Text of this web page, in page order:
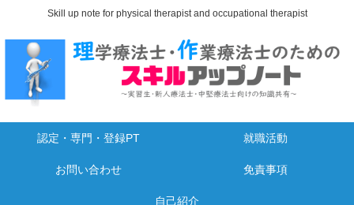
Skill up note for physical therapist and occupational therapist
認定・専門・登録PT 就職活動
お問い合わせ 免責事項
自己紹介